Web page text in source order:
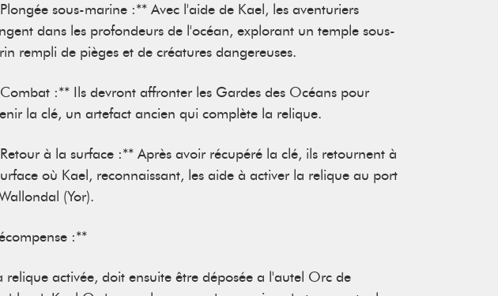
sous-marine :** Avec l'aide de Kael, les aventuriers
dans les profondeurs de l'océan, explorant un temple sous-
rempli de pièges et de créatures dangereuses.
:** Ils devront affronter les Gardes des Océans pour
la clé, un artefact ancien qui complète la relique.
à la surface :** Après avoir récupéré la clé, ils retournent à
où Kael, reconnaissant, les aide à activer la relique au port
(Yor).
:**
relique activée, doit ensuite être déposée a l'autel Orc de